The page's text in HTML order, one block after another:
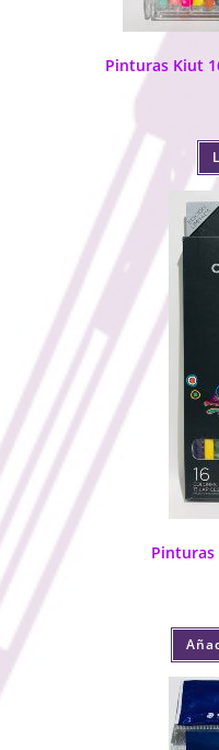
Pinturas Kiut
Pinturas